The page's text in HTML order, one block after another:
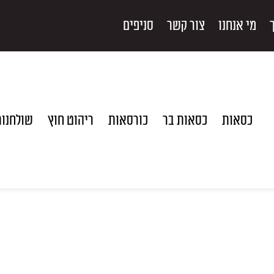
מי אנחנו צור קשר סניפים
כסאות כסאות בר כורסאות ריהוט חוץ